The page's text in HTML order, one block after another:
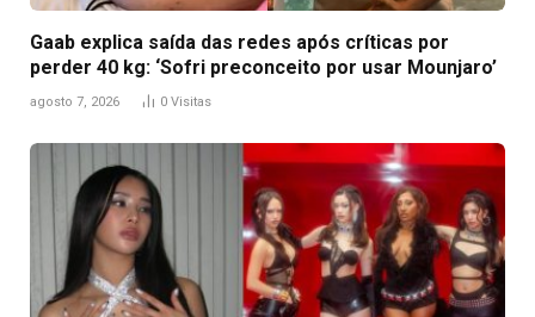
Gaab explica saída das redes após críticas por
perder 40 kg: ‘Sofri preconceito por usar Mounjaro’
agosto 7, 2026 0 Visitas